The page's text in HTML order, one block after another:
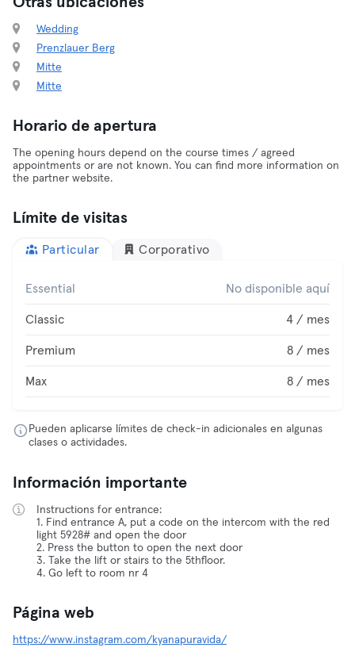
Wedding
Prenzlauer Berg
Mitte
Mitte
Horario de apertura
The opening hours depend on the course times / agreed
appointments or are not known. You can find more information on
the partner website.
Límite de visitas
Particular Corporativo
Essential No disponible aquí
Classic 4 / mes
Premium 8 / mes
Max 8 / mes
Pueden aplicarse límites de check-in adicionales en algunas
clases o actividades.
Información importante
Instructions for entrance:
1. Find entrance A, put a code on the intercom with the red
light 5928# and open the door
2. Press the button to open the next door
3. Take the lift or stairs to the 5thfloor.
4. Go left to room nr 4
Página web
https://www.instagram.com/kyanapuravida/